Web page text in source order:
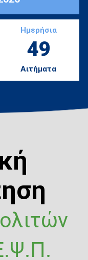
Ημερήσια
49
Αιτήματα